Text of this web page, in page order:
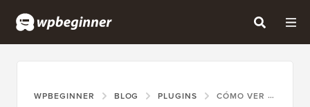
WPBEGINNER BLOG PLUGINS CÓMO VER Y CONTROLAR LOS TRABAJOS CRON DE WORDPRESS